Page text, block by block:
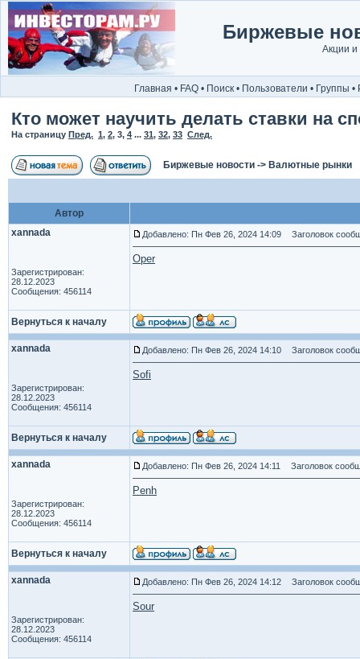
Биржевые
Акции и
Главная • FAQ • Поиск • Пользователи • Группы •
Кто может научить делать ставки на
На страницу Пред. 1, 2, 3, 4 ... 31, 32, 33 След.
Биржевые новости -> Валютные рынки
Автор
xannada
Зарегистрирован:
28.12.2023
Сообщения: 456114
Добавлено: Пн Фев 26, 2024 14:09 Заголовок
Oper
Вернуться к началу
xannada
Зарегистрирован:
28.12.2023
Сообщения: 456114
Добавлено: Пн Фев 26, 2024 14:10 Заголовок
Sofi
Вернуться к началу
xannada
Зарегистрирован:
28.12.2023
Сообщения: 456114
Добавлено: Пн Фев 26, 2024 14:11 Заголовок
Penh
Вернуться к началу
xannada
Зарегистрирован:
28.12.2023
Сообщения: 456114
Добавлено: Пн Фев 26, 2024 14:12 Заголовок
Sour